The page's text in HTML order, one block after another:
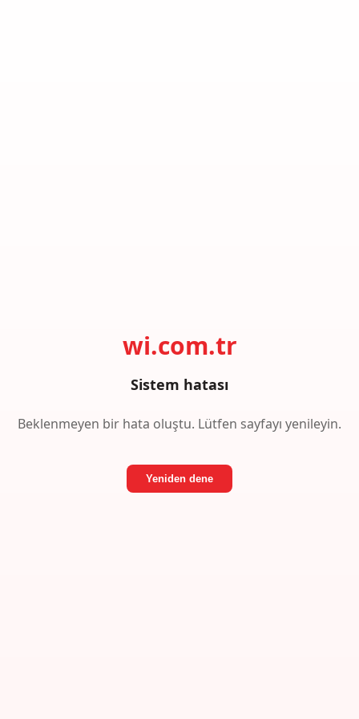
wi.com.tr
Sistem hatası
Beklenmeyen bir hata oluştu. Lütfen sayfayı yenileyin.
Yeniden dene